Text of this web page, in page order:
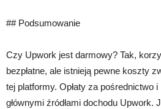
## Podsumowanie
Czy Upwork jest darmowy? Tak,
bezpłatne, ale istnieją pewne koszty
tej platformy. Opłaty za pośrednictwo
głównymi źródłami dochodu Upwork.